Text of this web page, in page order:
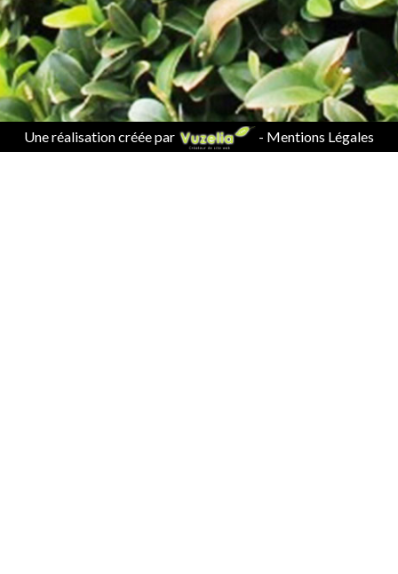
Une réalisation créée par - Mentions Légales